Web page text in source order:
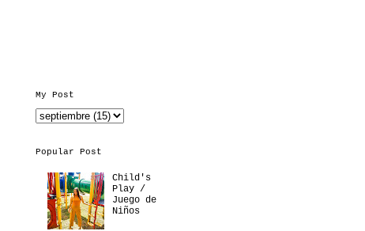
My Post
Popular Post
Child's
Play /
Juego de
Niños